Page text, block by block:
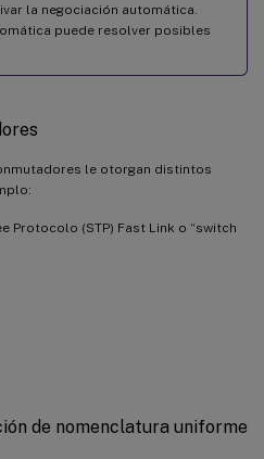
la negociación automática.
puede resolver posibles
le otorgan distintos
Protocolo (STP) Fast Link o “switch
de nomenclatura uniforme